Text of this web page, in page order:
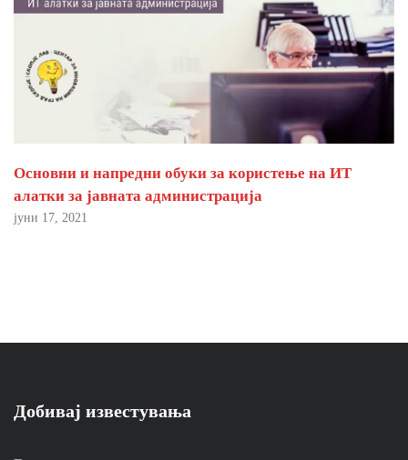
Основни и напредни обуки за користење на ИТ
алатки за јавната администрација
јуни 17, 2021
Добивај известувања